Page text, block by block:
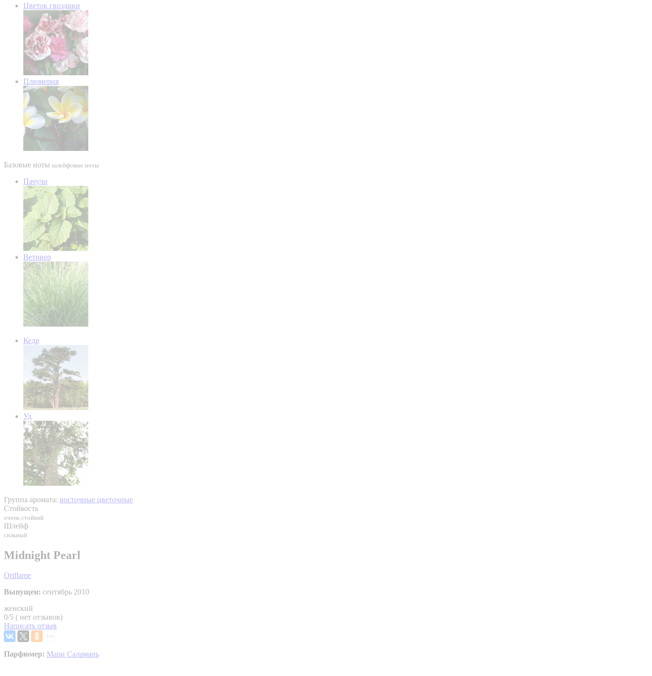
Цветок гвоздики
Плюмерия
Базовые ноты шлейфовые ноты
Пачули
Ветивер
Кедр
Уд
Группа аромата: восточные цветочные
Стойкость
очень стойкий
Шлейф
сильный
Midnight Pearl
Oriflame
Выпущен: сентябрь 2010
женский
0/5 ( нет отзывов)
Написать отзыв
Парфюмер: Мари Саламань